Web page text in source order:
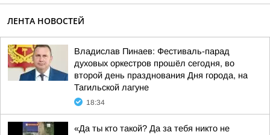
ЛЕНТА НОВОСТЕЙ
Владислав Пинаев: Фестиваль-парад
духовых оркестров прошёл сегодня, во
второй день празднования Дня города, на
Тагильской лагуне
18:34
«Да ты кто такой? Да за тебя никто не